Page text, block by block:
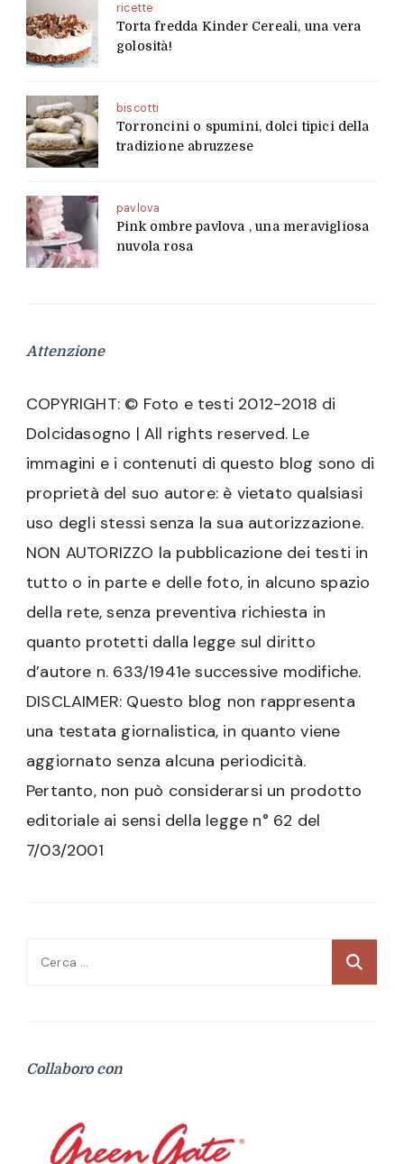
ricette
Torta fredda Kinder Cereali, una vera
golosità!
biscotti
Torroncini o spumini, dolci tipici della
tradizione abruzzese
pavlova
Pink ombre pavlova , una meravigliosa
nuvola rosa
Attenzione
COPYRIGHT: © Foto e testi 2012-2018 di
Dolcidasogno | All rights reserved. Le
immagini e i contenuti di questo blog sono di
proprietà del suo autore: è vietato qualsiasi
uso degli stessi senza la sua autorizzazione.
NON AUTORIZZO la pubblicazione dei testi in
tutto o in parte e delle foto, in alcuno spazio
della rete, senza preventiva richiesta in
quanto protetti dalla legge sul diritto
d’autore n. 633/1941e successive modifiche.
DISCLAIMER: Questo blog non rappresenta
una testata giornalistica, in quanto viene
aggiornato senza alcuna periodicità.
Pertanto, non può considerarsi un prodotto
editoriale ai sensi della legge n° 62 del
7/03/2001
Ricerca
Collaboro con